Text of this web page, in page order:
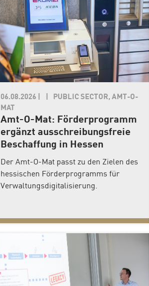
06.08.2026|
PUBLIC SECTOR, AMT-O-
MAT
Amt-O-Mat: Förderprogramm
ergänzt ausschreibungsfreie
Beschaffung in Hessen
Der Amt-O-Mat passt zu den Zielen des
hessischen Förderprogramms für
Verwaltungsdigitalisierung.